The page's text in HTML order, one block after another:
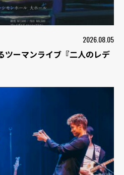
2026.08.05
ツーマンライブ『二人のレデ